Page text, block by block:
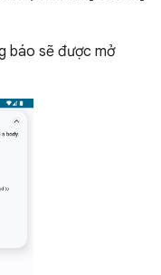
báo sẽ được mở